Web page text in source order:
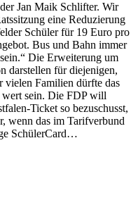
Jan Maik Schlifter. Wir
eine Reduzierung
Schüler für 19 Euro pro
Bus und Bahn immer
Die Erweiterung um
darstellen für diejenigen,
vielen Familien dürfte das
wert sein. Die FDP will
Ticket so bezuschusst,
wenn das im Tarifverbund
SchülerCard…